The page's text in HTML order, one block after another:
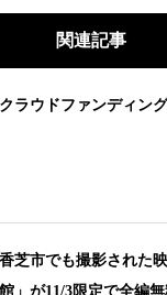
関連記事
クラウドファンディン
香芝市でも撮影された
館」が11/3限定で全編